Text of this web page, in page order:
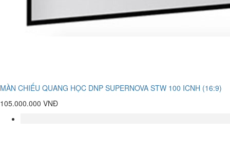
MÀN CHIẾU QUANG HỌC DNP SUPERNOVA STW 100 ICNH (16:9)
105.000.000 VNĐ